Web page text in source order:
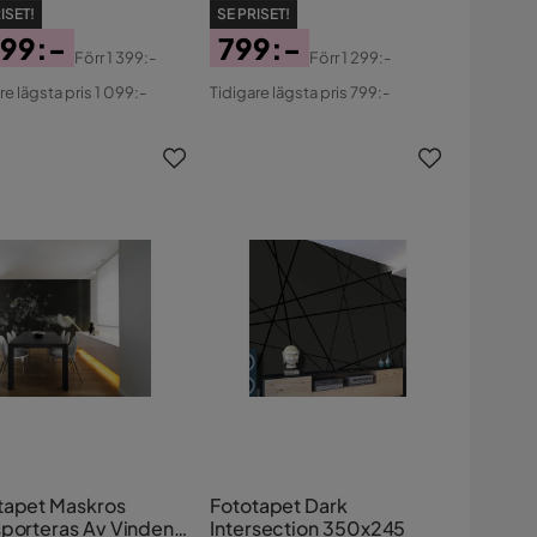
Förr1 399:-
lägsta pris 1 099:-
SE PRISET!
Pris
799:-
Original
Förr1 299:-
Tidigare lägsta pris 799:-
Maskros
Av Vinden
Fototapet Dark
Intersection 350x245